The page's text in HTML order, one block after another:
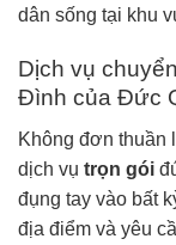
dân sống tại khu
Dịch vụ
Đình của Đức
Không đơn thuần
dịch vụ trọn gói
đụng tay vào bất
địa điểm và yêu